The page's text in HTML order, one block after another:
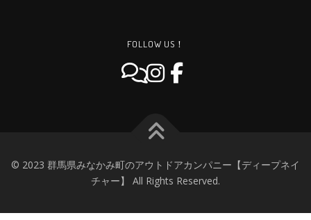
FOLLOW US！
© 2023 群馬県みなかみ町のアウトドアカンパニー【ディープネイ
チャー】 All Rights Reserved.